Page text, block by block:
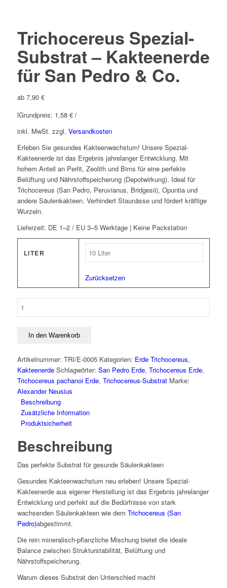
Trichocereus Spezial-
Substrat – Kakteenerde
für San Pedro & Co.
ab 7,90 €
Grundpreis: 1,58 €/
l
inkl. MwSt. zzgl. Versandkosten
Erleben Sie gesundes Kakteenwachstum! Unsere Spezial-
Kakteenerde ist das Ergebnis jahrelanger Entwicklung. Mit
hohem Anteil an Perlit, Zeolith und Bims für eine perfekte
Belüftung und Nährstoffspeicherung (Depotwirkung). Ideal für
Trichocereus (San Pedro, Peruvianus, Bridgesii), Opuntia und
andere Säulenkakteen. Verhindert Staunässe und fördert kräftige
Wurzeln.
Lieferzeit: DE 1–2 / EU 3–5 Werktage | Keine Packstation
LITER
Zurücksetzen
für
San
Pedro
&
Co.
Menge
In den Warenkorb
Artikelnummer: TRI/E-0005 Kategorien: Erde Trichocereus,
Kakteenerde Schlagwörter: San Pedro Erde, Trichocereus Erde,
Trichocereus pachanoi Erde, Trichocereus-Substrat Marke:
Alexander Neusius
Beschreibung
Zusätzliche Information
Produktsicherheit
Beschreibung
Das perfekte Substrat für gesunde Säulenkakteen
Gesundes Kakteenwachstum neu erleben! Unsere Spezial-
Kakteenerde aus eigener Herstellung ist das Ergebnis jahrelanger
Entwicklung und perfekt auf die Bedürfnisse von stark
wachsenden Säulenkakteen wie dem Trichocereus (San
Pedro)abgestimmt.
Die rein mineralisch-pflanzliche Mischung bietet die ideale
Balance zwischen Strukturstabilität, Belüftung und
Nährstoffspeicherung.
Warum dieses Substrat den Unterschied macht